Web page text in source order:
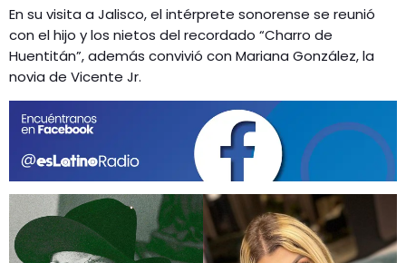
ESPECTÁCULOS
GEEKERS
MÚSICA
ENTRETENIMIENTO
INICIO
RADIO SPLENDID
CONTACTO
En su visita a Jalisco, el intérprete sonorense se reunió
con el hijo y los nietos del recordado “Charro de
Huentitán”, además convivió con Mariana González, la
novia de Vicente Jr.